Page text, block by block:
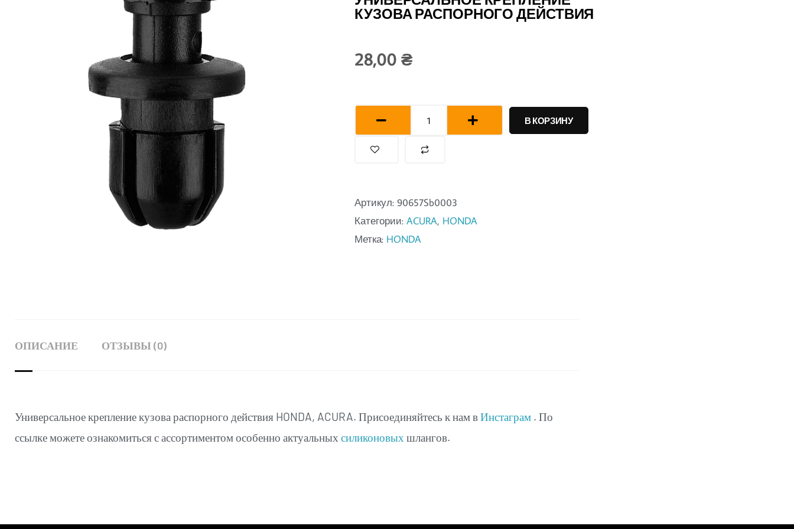
КУЗОВА РАСПОРНОГО ДЕЙСТВИЯ
28,00 ₴
Количество
товара
Универсальное
распорного
действия
В КОРЗИНУ
Артикул: 90657Sb0003
Категории: ACURA, HONDA
Метка: HONDA
ОПИСАНИЕ ОТЗЫВЫ (0)
Универсальное крепление кузова распорного действия HONDA, ACURA. Присоединяйтесь к нам вИнстаграм . По
ссылке можете ознакомиться с ассортиментом особенно актуальных силиконовых шлангов.